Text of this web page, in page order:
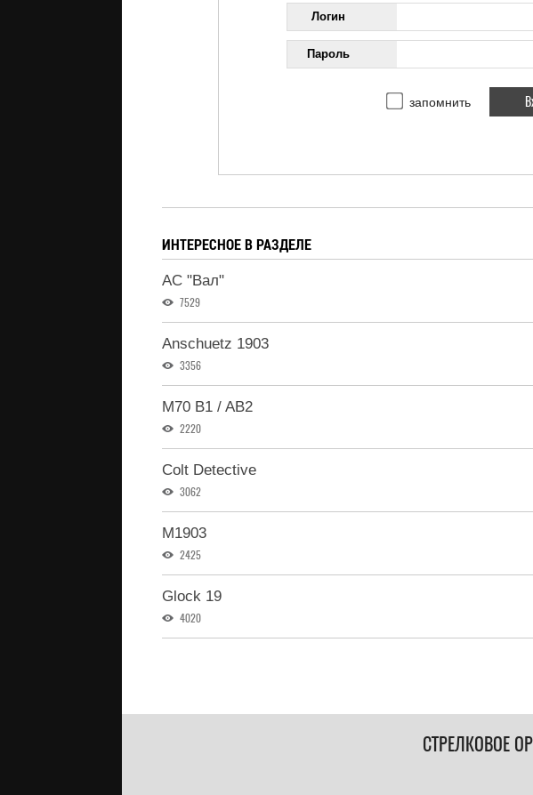
Логин
Пароль
запомнить
ИНТЕРЕСНОЕ В РАЗДЕЛЕ
АС "Вал"
7529
Anschuetz 1903
3356
M70 B1 / AB2
2220
Colt Detective
3062
M1903
2425
Glock 19
4020
СТРЕЛКОВОЕ